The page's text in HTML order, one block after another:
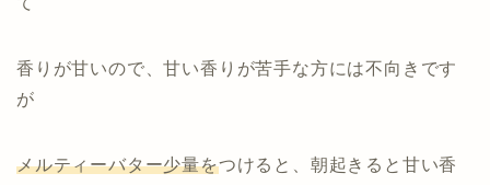
香りが甘いので、甘い香りが苦手な方には不向きです
が
メルティーバター少量をつけると、朝起きると甘い香